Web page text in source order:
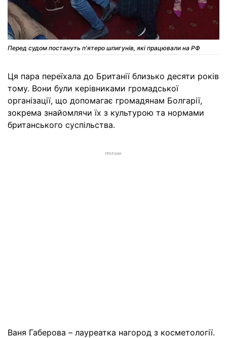
Перед судом постануть п'ятеро шпигунів, які працювали на РФ
Ця пара переїхала до Британії близько десяти років
тому. Вони були керівниками громадської
організації, що допомагає громадянам Болгарії,
зокрема знайомлячи їх з культурою та нормами
британського суспільства.
РЕКЛАМА
Ваня Габерова – лауреатка нагород з косметології.